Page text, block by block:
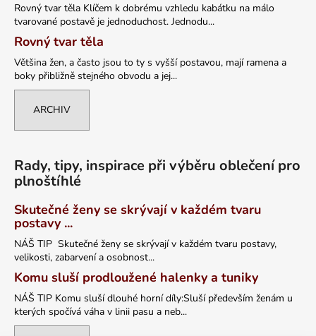
Rovný tvar těla Klíčem k dobrému vzhledu kabátku na málo
tvarované postavě je jednoduchost. Jednodu...
Rovný tvar těla
Většina žen, a často jsou to ty s vyšší postavou, mají ramena a
boky přibližně stejného obvodu a jej...
ARCHIV
Rady, tipy, inspirace při výběru oblečení pro
plnoštíhlé
Skutečné ženy se skrývají v každém tvaru
postavy ...
NÁŠ TIP Skutečné ženy se skrývají v každém tvaru postavy,
velikosti, zabarvení a osobnost...
Komu sluší prodloužené halenky a tuniky
NÁŠ TIP Komu sluší dlouhé horní díly:Sluší především ženám u
kterých spočívá váha v linii pasu a neb...